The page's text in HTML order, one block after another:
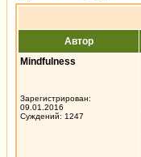
Автор
Mindfulness
Зарегистрирован:
09.01.2016
Суждений: 1247